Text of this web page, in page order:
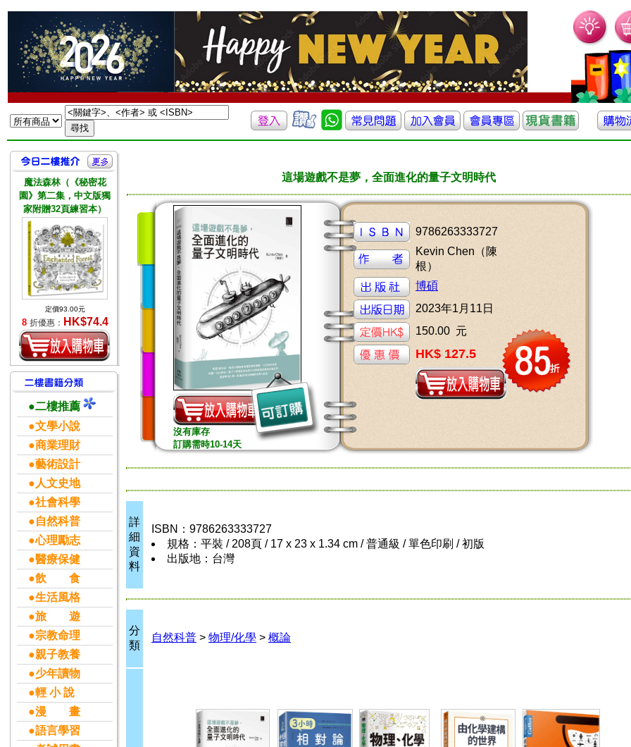
魔法森林（《秘密花
園》第二集，中文版獨
家附贈32頁練習本）
定價93.00元
8 折優惠： HK$74.4
●二樓推薦
●文學小說
●商業理財
●藝術設計
●人文史地
●社會科學
●自然科普
●心理勵志
●醫療保健
●飲 食
●生活風格
●旅 遊
●宗教命理
●親子教養
●少年讀物
●輕 小 說
●漫 畫
●語言學習
這場遊戲不是夢，全面進化的量子文明時代
沒有庫存
訂購需時10-14天
9786263333727
Kevin Chen（陳
根）
博碩
2023年1月11日
150.00 元
HK$ 127.5
詳
細
資
料
ISBN：9786263333727
規格：平裝 / 208頁 / 17 x 23 x 1.34 cm / 普通級 / 單色印刷 / 初版
出版地：台灣
分
類
自然科普 > 物理/化學 > 概論